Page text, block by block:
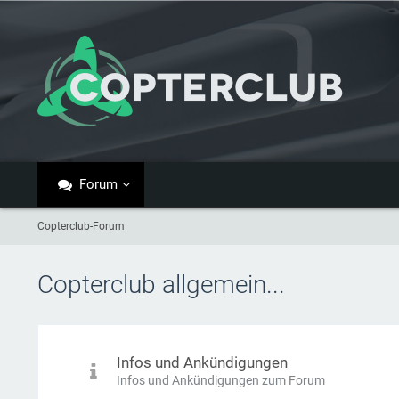
Forum
Copterclub-Forum
Copterclub allgemein...
Infos und Ankündigungen
Infos und Ankündigungen zum Forum